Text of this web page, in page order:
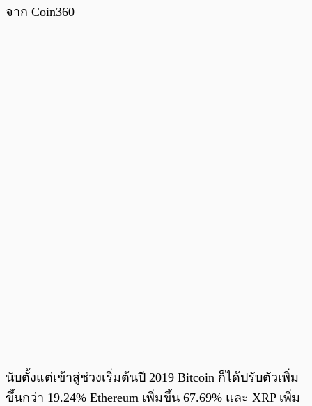
จาก Coin360
นับตั้งแต่เข้าสู่ช่วงเริ่มต้นปี 2019 Bitcoin ก็ได้ปรับตัวเพิ่ม
ขึ้นกว่า 19.24% Ethereum เพิ่มขึ้น 67.69% และ XRP เพิ่ม